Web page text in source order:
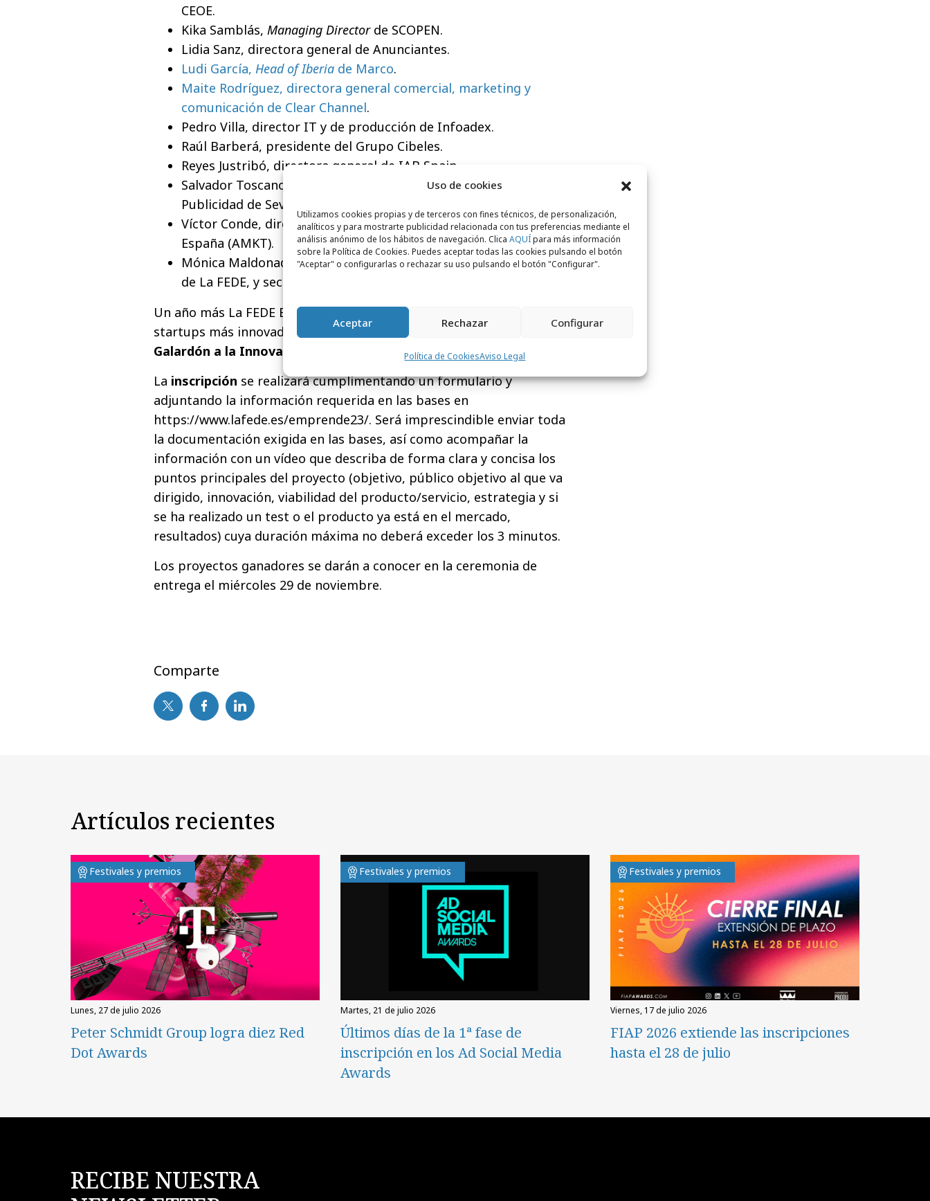
Uso de cookies
Utilizamos cookies propias y de terceros con fines técnicos, de personalización,
analíticos y para mostrarte publicidad relacionada con tus preferencias mediante el
análisis anónimo de los hábitos de navegación. Clica AQUÍpara más información
sobre la Política de Cookies. Puedes aceptar todas las cookies pulsando el botón
"Aceptar" o configurarlas o rechazar su uso pulsando el botón "Configurar".
Aceptar Rechazar Configurar
Política de CookiesAviso Legal
CEOE.
Kika Samblás, Managing Director de SCOPEN.
Lidia Sanz, directora general de Anunciantes.
Ludi García, Head of Iberia de Marco.
Maite Rodríguez, directora general comercial, marketing y
comunicación de Clear Channel.
Pedro Villa, director IT y de producción de Infoadex.
Raúl Barberá, presidente del Grupo Cibeles.
Reyes Justribó, directora general de IAB Spain.
Salvador Toscano, presidente de la Asociación de Empresas de
Publicidad de Sevilla (AEPS).
Víctor Conde, director general de la Asociación de Marketing de
España (AMKT).
Mónica Maldonado, responsable de marketing y comunicación
de La FEDE, y secretaria del jurado.
Un año más La FEDE Emprende reconocerá a los proyectos y
startups más innovadores con elPremio La FEDE_emprende23 y el
Galardón a la Innovación
La inscripción se realizará cumplimentando un formulario y
adjuntando la información requerida en las bases en
https://www.lafede.es/emprende23/. Será imprescindible enviar toda
la documentación exigida en las bases, así como acompañar la
información con un vídeo que describa de forma clara y concisa los
puntos principales del proyecto (objetivo, público objetivo al que va
dirigido, innovación, viabilidad del producto/servicio, estrategia y si
se ha realizado un test o el producto ya está en el mercado,
resultados) cuya duración máxima no deberá exceder los 3 minutos.
Los proyectos ganadores se darán a conocer en la ceremonia de
entrega el miércoles 29 de noviembre.
Comparte
Artículos recientes
Festivales y premios
lunes, 27 de julio 2026
Peter Schmidt Group logra diez Red
Dot Awards
Festivales y premios
martes, 21 de julio 2026
Últimos días de la 1ª fase de
inscripción en los Ad Social Media
Awards
Festivales y premios
viernes, 17 de julio 2026
FIAP 2026 extiende las inscripciones
hasta el 28 de julio
RECIBE NUESTRA